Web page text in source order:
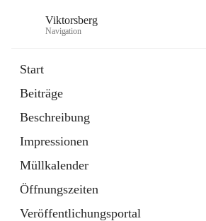
Viktorsberg
Navigation
Start
Beiträge
Beschreibung
Impressionen
Müllkalender
Öffnungszeiten
Veröffentlichungsportal
1 Schnellzugriff
Bürgerservice
10 Schnellzugriffe